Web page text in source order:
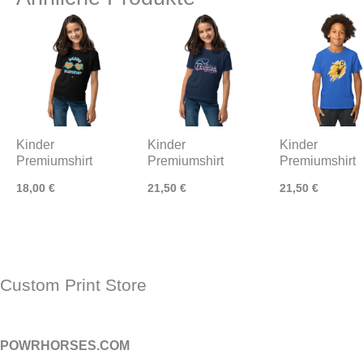
Kinder
Premiumshirt
18,00 €
Kinder
Premiumshirt
21,50€
Kinder
Premiumshirt
21,50 €
Custom Print Store
POWRHORSES.COM